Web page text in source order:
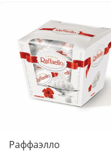
Раффаэлло